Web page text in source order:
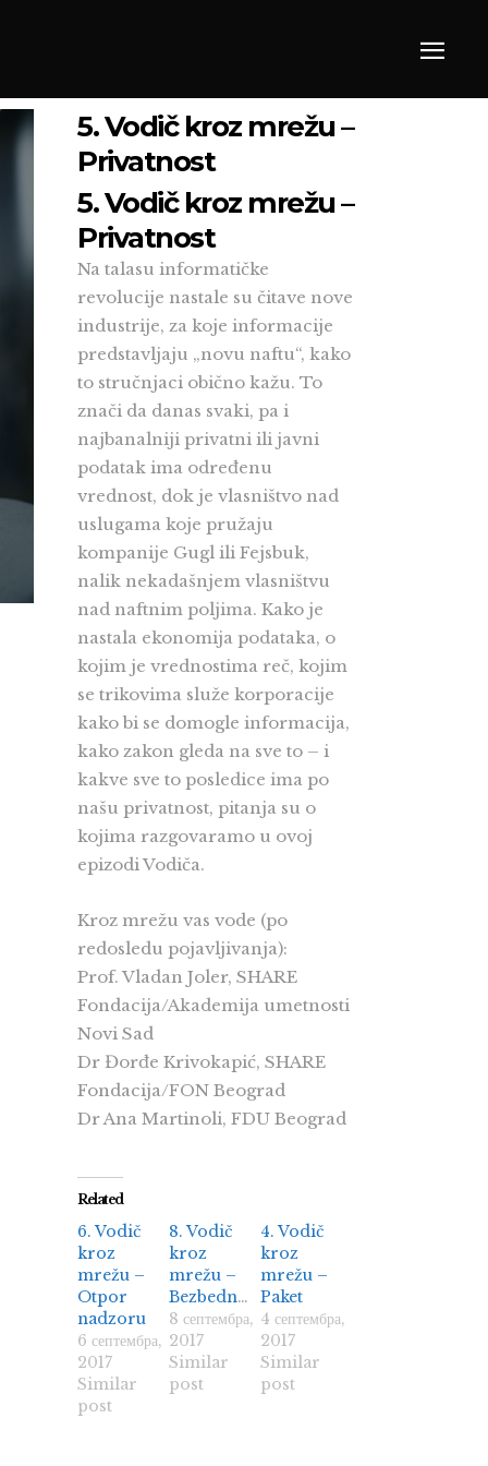
5. Vodič kroz mrežu –
Privatnost
5. Vodič kroz mrežu –
Privatnost
Na talasu informatičke
revolucije nastale su čitave nove
industrije, za koje informacije
predstavljaju „novu naftu“, kako
to stručnjaci obično kažu. To
znači da danas svaki, pa i
najbanalniji privatni ili javni
podatak ima određenu
vrednost, dok je vlasništvo nad
uslugama koje pružaju
kompanije Gugl ili Fejsbuk,
nalik nekadašnjem vlasništvu
nad naftnim poljima. Kako je
nastala ekonomija podataka, o
kojim je vrednostima reč, kojim
se trikovima služe korporacije
kako bi se domogle informacija,
kako zakon gleda na sve to – i
kakve sve to posledice ima po
našu privatnost, pitanja su o
kojima razgovaramo u ovoj
epizodi Vodiča.
Kroz mrežu vas vode (po
redosledu pojavljivanja):
Prof. Vladan Joler, SHARE
Fondacija/Akademija umetnosti
Novi Sad
Dr Đorđe Krivokapić, SHARE
Fondacija/FON Beograd
Dr Ana Martinoli, FDU Beograd
Related
6. Vodič
kroz
mrežu –
Otpor
nadzoru
6 септембра,
2017
Similar
post
8. Vodič
kroz
mrežu –
Bezbednost
8 септембра,
2017
Similar
post
4. Vodič
kroz
mrežu –
Paket
4 септембра,
2017
Similar
post